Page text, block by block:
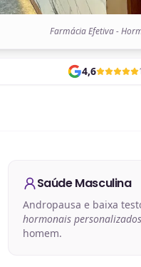
Farmácia Efetiva -
4,6
Saúde Masculina
Andropausa e baixa
hormonais personalizados
homem.